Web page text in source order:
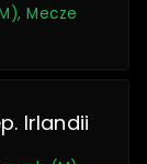
Mecze
Irlandii